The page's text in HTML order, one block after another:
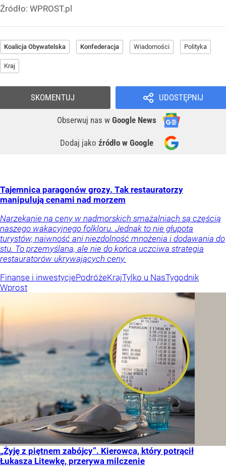
Źródło: WPROST.pl
Koalicja Obywatelska Konfederacja Wiadomości Polityka
Kraj
UDOSTĘPNIJ
Obserwuj nas w Google News
Dodaj jako źródło w Google
SKOMENTUJ
Tajemnica paragonów grozy. Tak restauratorzy
manipulują cenami nad morzem
Narzekanie na ceny w nadmorskich smażalniach są częścią
naszego wakacyjnego folkloru. Jednak to nie głupota
turystów, naiwność ani niezdolność mnożenia i dodawania do
stu. To przemyślana, ale nie do końca uczciwa strategia
restauratorów ukrywających ceny.
Finanse i inwestycjePodróżeKrajTylko u NasTygodnik
Wprost
„Żyję z piętnem zabójcy”. Kierowca, który potrącił
Łukasza Litewkę, przerywa milczenie